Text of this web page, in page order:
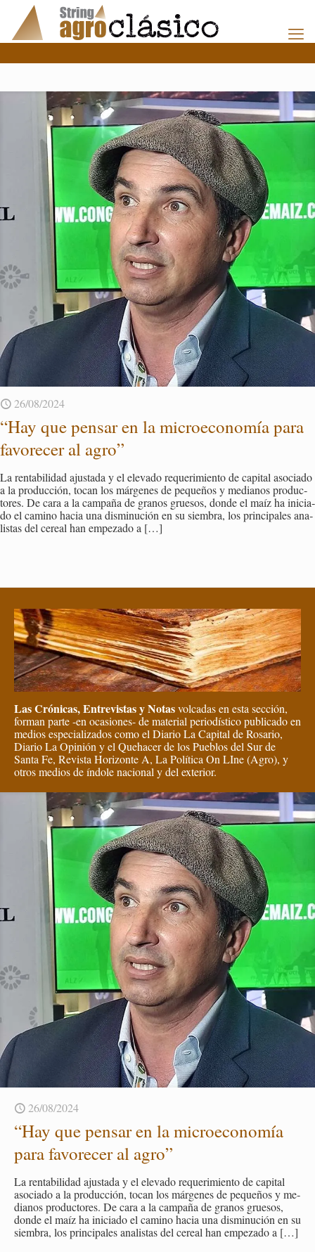
26/08/2024
“Hay que pen­sar en la mi­cro­eco­no­mía para
fa­vo­re­cer al agro”
La ren­ta­bi­li­dad ajus­ta­da y el ele­va­do re­que­ri­mien­to de ca­pi­tal aso­cia­do
a la pro­duc­ción, tocan los már­ge­nes de pe­que­ños y me­dia­nos pro­duc­
to­res. De cara a la cam­pa­ña de gra­nos grue­sos, donde el maíz ha ini­cia­
do el ca­mino hacia una dis­mi­nu­ción en su siem­bra, los prin­ci­pa­les ana­
lis­tas del ce­real han em­pe­za­do a […]
Las Crónicas, Entrevistas y Notasvolcadas en esta sección,
forman parte -en ocasiones- de material periodístico publicado en
medios especializados como el Diario La Capital de Rosario,
Diario La Opinión y el Quehacer de los Pueblos del Sur de
Santa Fe, Revista Horizonte A, La Política On LIne (Agro), y
otros medios de índole nacional y del exterior.
26/08/2024
“Hay que pen­sar en la mi­cro­eco­no­mía
para fa­vo­re­cer al agro”
La ren­ta­bi­li­dad ajus­ta­da y el ele­va­do re­que­ri­mien­to de ca­pi­tal
aso­cia­do a la pro­duc­ción, tocan los már­ge­nes de pe­que­ños y me­
dia­nos pro­duc­to­res. De cara a la cam­pa­ña de gra­nos grue­sos,
donde el maíz ha ini­cia­do el ca­mino hacia una dis­mi­nu­ción en su
siem­bra, los prin­ci­pa­les ana­lis­tas del ce­real han em­pe­za­do a […]